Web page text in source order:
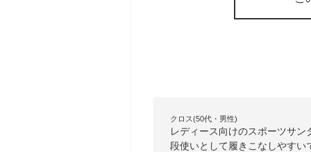
クロス(50代・男性)
レディース向けのスポーツサ
段使いとして履きこなしやすい